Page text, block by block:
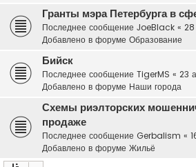
Гранты мэра Петербурга в
Последнее сообщение JoeBlack « 28
Добавлено в форуме Образование
Бийск
Последнее сообщение TigerMS « 23
Добавлено в форуме Наши города
Схемы риэлторских
продаже
Последнее сообщение Gerbalism «
Добавлено в форуме Жильё